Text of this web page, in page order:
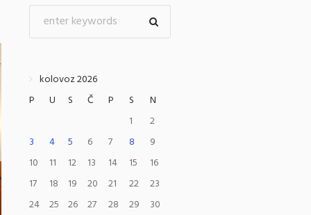
kolovoz 2026
P
U S Č P S
N
1
2
3
4 5 6 7 8
9
10
11 12 13 14 15
16
17
18 19 20 21 22
23
24
25 26 27 28 29
30